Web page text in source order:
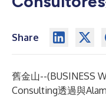
Share
舊金山--(BUSINESS
Consulting透過與